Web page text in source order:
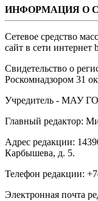
ИНФОРМАЦИЯ О
Сетевое средство
сайт в сети интернет
Свидетельство о
Роскомнадзором 31
Учредитель - МАУ
Главный редактор:
Адрес редакции:
Карбышева, д. 5.
Телефон редакции:
Электронная почта